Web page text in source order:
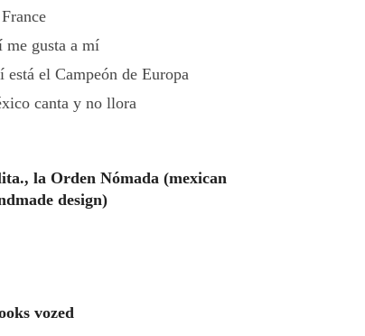
me gusta a mí
está el Campeón de Europa
canta y no llora
la Orden Nómada (mexican
design)
vozed